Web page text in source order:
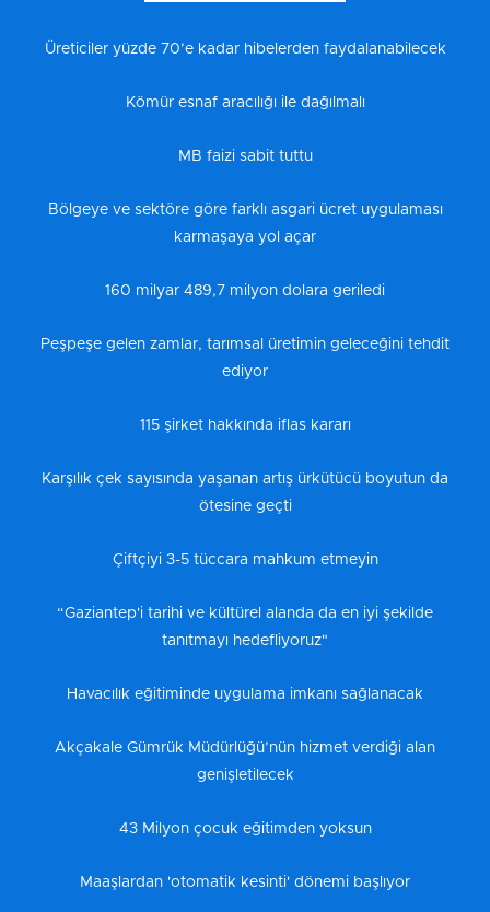
Üreticiler yüzde 70’e kadar hibelerden faydalanabilecek
Kömür esnaf aracılığı ile dağılmalı
MB faizi sabit tuttu
Bölgeye ve sektöre göre farklı asgari ücret uygulaması
karmaşaya yol açar
160 milyar 489,7 milyon dolara geriledi
Peşpeşe gelen zamlar, tarımsal üretimin geleceğini tehdit
ediyor
115 şirket hakkında iflas kararı
Karşılık çek sayısında yaşanan artış ürkütücü boyutun da
ötesine geçti
Çiftçiyi 3-5 tüccara mahkum etmeyin
“Gaziantep'i tarihi ve kültürel alanda da en iyi şekilde
tanıtmayı hedefliyoruz"
Havacılık eğitiminde uygulama imkanı sağlanacak
Akçakale Gümrük Müdürlüğü’nün hizmet verdiği alan
genişletilecek
43 Milyon çocuk eğitimden yoksun
Maaşlardan 'otomatik kesinti' dönemi başlıyor